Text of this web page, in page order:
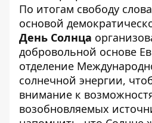
По итогам свободу
основой
День Солнца
добровольной основе
отделение
солнечной энергии,
внимание к
возобновляемых